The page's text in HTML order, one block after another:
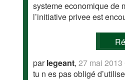
systeme economique de
l’initiative privee est
parlegeant,27 mai 2013
tu n es pas obligé